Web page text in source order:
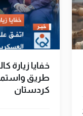
خفايا زيارة
طريق
كردستان